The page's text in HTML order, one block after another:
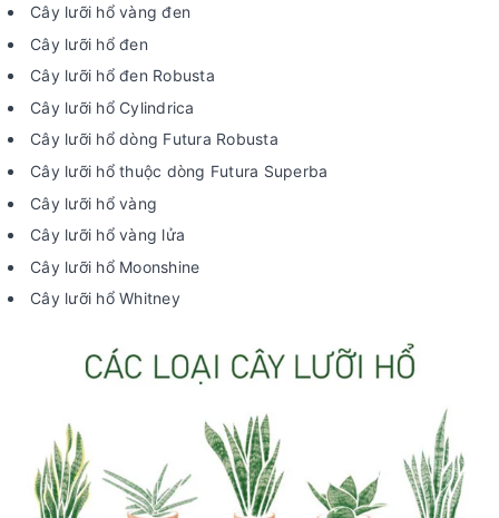
Cây lưỡi hổ vàng đen
Cây lưỡi hổ đen
Cây lưỡi hổ đen Robusta
Cây lưỡi hổ Cylindrica
Cây lưỡi hổ dòng Futura Robusta
Cây lưỡi hổ thuộc dòng Futura Superba
Cây lưỡi hổ vàng
Cây lưỡi hổ vàng lửa
Cây lưỡi hổ Moonshine
Cây lưỡi hổ Whitney